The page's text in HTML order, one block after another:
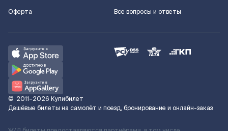
Оферта
Все вопросы и ответы
© 2011–2026 Купибилет
Дешёвые билеты на самолёт и поезд, бронирование и онлайн-заказ